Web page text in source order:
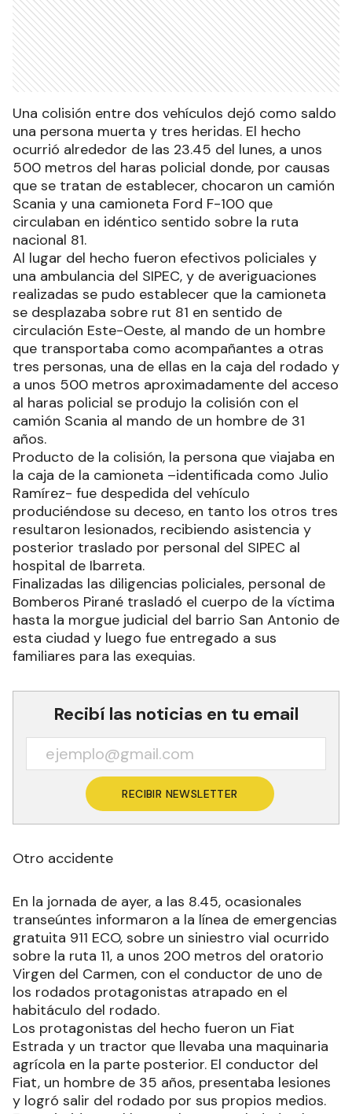
Una colisión entre dos vehículos dejó como saldo
una persona muerta y tres heridas. El hecho
ocurrió alrededor de las 23.45 del lunes, a unos
500 metros del haras policial donde, por causas
que se tratan de establecer, chocaron un camión
Scania y una camioneta Ford F-100 que
circulaban en idéntico sentido sobre la ruta
nacional 81.
Al lugar del hecho fueron efectivos policiales y
una ambulancia del SIPEC, y de averiguaciones
realizadas se pudo establecer que la camioneta
se desplazaba sobre rut 81 en sentido de
circulación Este-Oeste, al mando de un hombre
que transportaba como acompañantes a otras
tres personas, una de ellas en la caja del rodado y
a unos 500 metros aproximadamente del acceso
al haras policial se produjo la colisión con el
camión Scania al mando de un hombre de 31
años.
Producto de la colisión, la persona que viajaba en
la caja de la camioneta –identificada como Julio
Ramírez- fue despedida del vehículo
produciéndose su deceso, en tanto los otros tres
resultaron lesionados, recibiendo asistencia y
posterior traslado por personal del SIPEC al
hospital de Ibarreta.
Finalizadas las diligencias policiales, personal de
Bomberos Pirané trasladó el cuerpo de la víctima
hasta la morgue judicial del barrio San Antonio de
esta ciudad y luego fue entregado a sus
familiares para las exequias.
Recibí las noticias en tu email
RECIBIR NEWSLETTER
Otro accidente
En la jornada de ayer, a las 8.45, ocasionales
transeúntes informaron a la línea de emergencias
gratuita 911 ECO, sobre un siniestro vial ocurrido
sobre la ruta 11, a unos 200 metros del oratorio
Virgen del Carmen, con el conductor de uno de
los rodados protagonistas atrapado en el
habitáculo del rodado.
Los protagonistas del hecho fueron un Fiat
Estrada y un tractor que llevaba una maquinaria
agrícola en la parte posterior. El conductor del
Fiat, un hombre de 35 años, presentaba lesiones
y logró salir del rodado por sus propios medios.